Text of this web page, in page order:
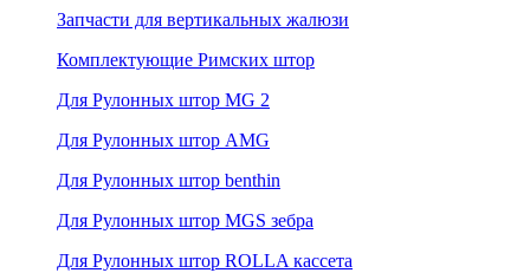
Запчасти для вертикальных жалюзи
Комплектующие Римских штор
Для Рулонных штор MG 2
Для Рулонных штор AMG
Для Рулонных штор benthin
Для Рулонных штор MGS зебра
Для Рулонных штор ROLLA кассета